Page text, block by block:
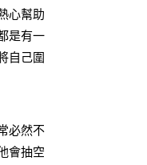
心幫助
是有一
自己圍
必然不
會抽空